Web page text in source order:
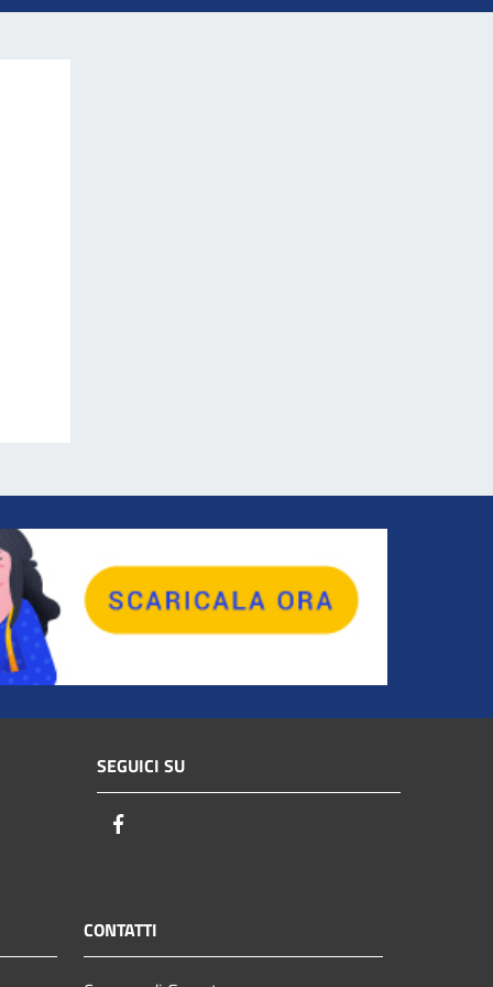
SEGUICI SU
CONTATTI